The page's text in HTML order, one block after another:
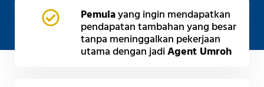
Pemulayang ingin mendapatkan
pendapatan tambahan yang besar
tanpa meninggalkan pekerjaan
utama dengan jadiAgent Umroh